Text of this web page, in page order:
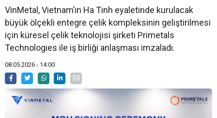
VinMetal, Vietnam’ın Ha Tinh eyaletinde kurulacak
büyük ölçekli entegre çelik kompleksinin geliştirilmesi
için küresel çelik teknolojisi şirketi Primetals
Technologies ile iş birliği anlaşması imzaladı.
08.05.2026 - 14:00